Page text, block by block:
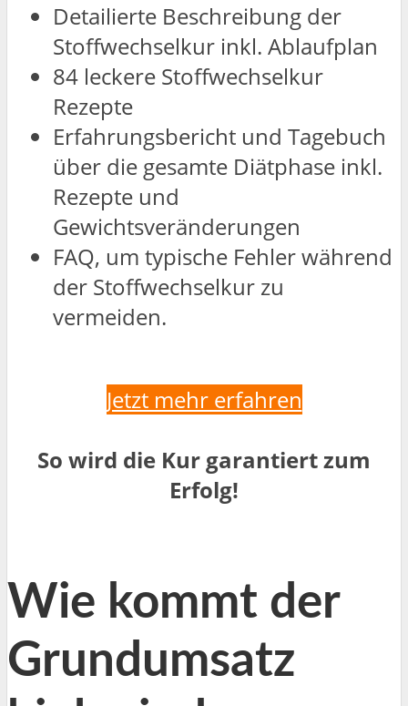
Detailierte Beschreibung der
Stoffwechselkur inkl. Ablaufplan
84 leckere Stoffwechselkur
Rezepte
Erfahrungsbericht und Tagebuch
über die gesamte Diätphase inkl.
Rezepte und
Gewichtsveränderungen
FAQ, um typische Fehler während
der Stoffwechselkur zu
vermeiden.
Jetzt mehr erfahren
So wird die Kur garantiert zum
Erfolg!
Wie kommt der
Grundumsatz